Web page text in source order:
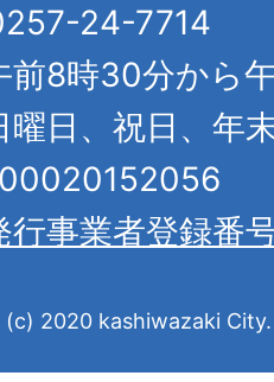
24-7714
前8時30分から
曜日、祝日、年
行事業者登録番
2020 kashiwazaki